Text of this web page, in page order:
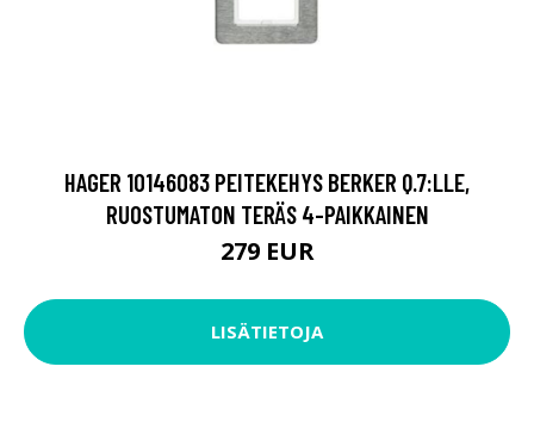
HAGER 10146083 PEITEKEHYS BERKER Q.7:LLE,
RUOSTUMATON TERÄS 4-PAIKKAINEN
279 EUR
LISÄTIETOJA